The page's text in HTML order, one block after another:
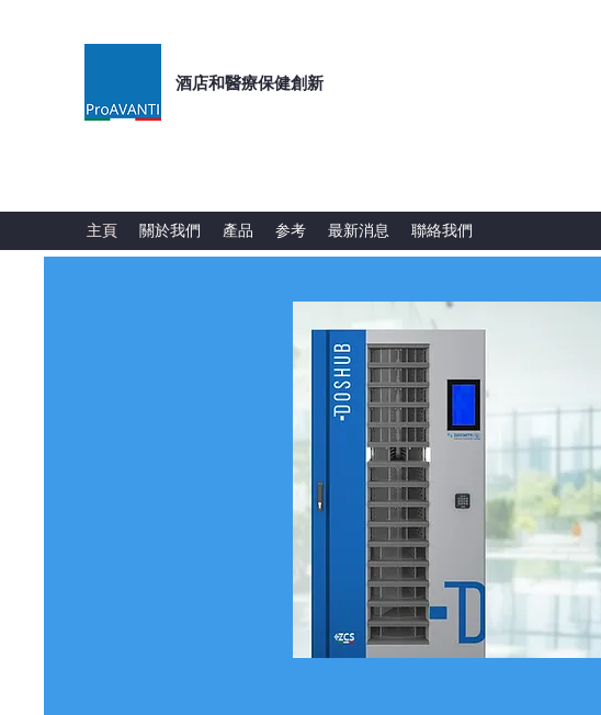
酒店和醫療保健創新
主頁 關於我們 產品 参考 最新消息 聯絡我們